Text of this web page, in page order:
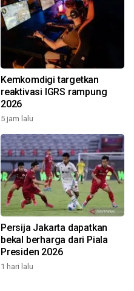
Kemkomdigi targetkan
reaktivasi IGRS rampung
2026
5 jam lalu
Persija Jakarta dapatkan
bekal berharga dari Piala
Presiden 2026
1 hari lalu